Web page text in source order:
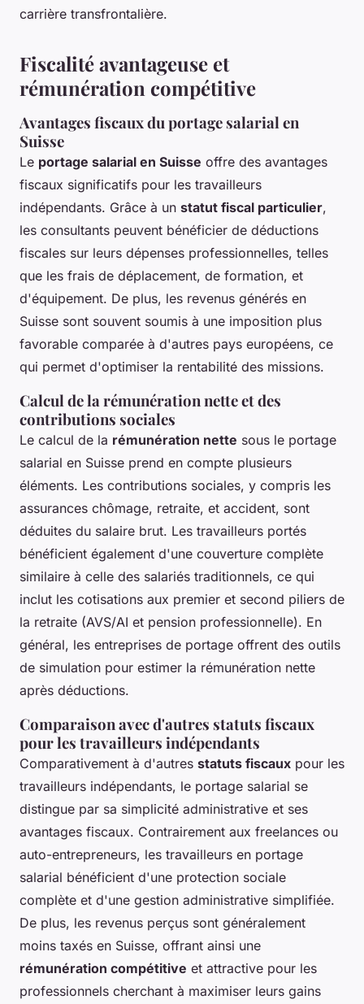
carrière transfrontalière.
Fiscalité avantageuse et
rémunération compétitive
Avantages fiscaux du portage salarial en
Suisse
Le portage salarial en Suisse offre des avantages
fiscaux significatifs pour les travailleurs
indépendants. Grâce à un statut fiscal particulier,
les consultants peuvent bénéficier de déductions
fiscales sur leurs dépenses professionnelles, telles
que les frais de déplacement, de formation, et
d'équipement. De plus, les revenus générés en
Suisse sont souvent soumis à une imposition plus
favorable comparée à d'autres pays européens, ce
qui permet d'optimiser la rentabilité des missions.
Calcul de la rémunération nette et des
contributions sociales
Le calcul de la rémunération nette sous le portage
salarial en Suisse prend en compte plusieurs
éléments. Les contributions sociales, y compris les
assurances chômage, retraite, et accident, sont
déduites du salaire brut. Les travailleurs portés
bénéficient également d'une couverture complète
similaire à celle des salariés traditionnels, ce qui
inclut les cotisations aux premier et second piliers de
la retraite (AVS/AI et pension professionnelle). En
général, les entreprises de portage offrent des outils
de simulation pour estimer la rémunération nette
après déductions.
Comparaison avec d'autres statuts fiscaux
pour les travailleurs indépendants
Comparativement à d'autres statuts fiscaux pour les
travailleurs indépendants, le portage salarial se
distingue par sa simplicité administrative et ses
avantages fiscaux. Contrairement aux freelances ou
auto-entrepreneurs, les travailleurs en portage
salarial bénéficient d'une protection sociale
complète et d'une gestion administrative simplifiée.
De plus, les revenus perçus sont généralement
moins taxés en Suisse, offrant ainsi une
rémunération compétitive et attractive pour les
professionnels cherchant à maximiser leurs gains